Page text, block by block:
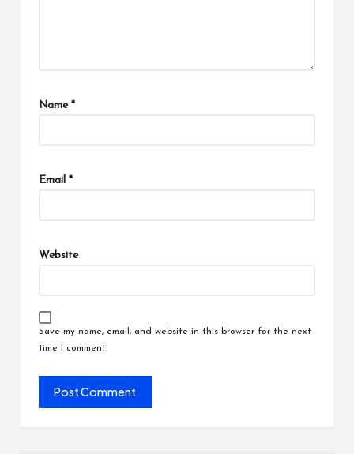
Name *
Email *
Website
Save my name, email, and website in this browser for the next
time I comment.